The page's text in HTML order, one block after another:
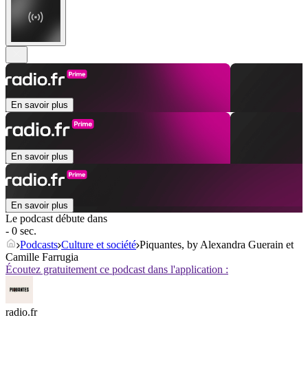
En savoir plus
En savoir plus
En savoir plus
Le podcast débute dans
- 0 sec.
Podcasts Culture et société Piquantes, by Alexandra Guerain et
Camille Farrugia
Écoutez gratuitement ce podcast dans l'application :
radio.fr